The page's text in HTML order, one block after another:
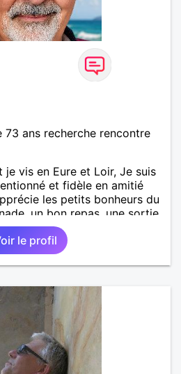
ans recherche rencontre
je vis en Eure et Loir, Je suis
et fidèle en amitié
les petits bonheurs du
un bon repas, une sortie,
ou un moment de détente à
une femme douce,
avec qui partager des
de rire et de confiance. Je
n'est jamais trop tard pour
Si vous aimez les
valeurs de respect et de
faire connaissance autour
sans précipitation et
reste. Au plaisir de vous lire.
le profil